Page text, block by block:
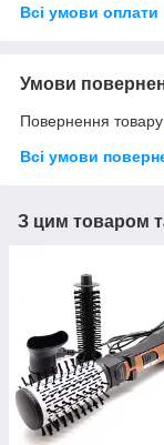
Всі умови оплати
Умови
Повернення
Всі умови
З цим товаром